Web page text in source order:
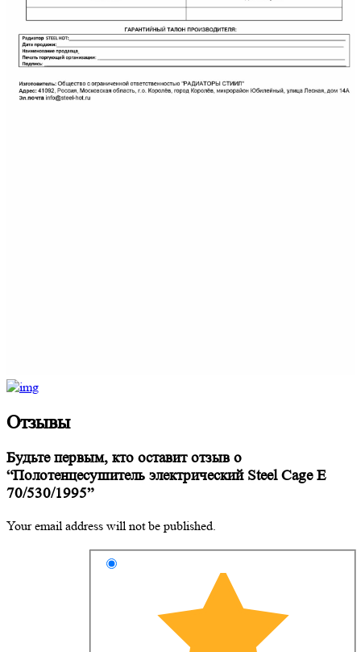
Отзывы
Будьте первым, кто оставит отзыв о
“Полотенцесушитель электрический Steel Cage E
70/530/1995”
Your email address will not be published.